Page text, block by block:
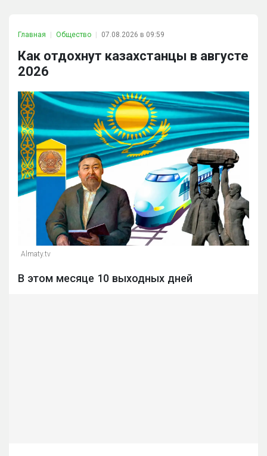
Главная Общество 07.08.2026 в 09:59
Как отдохнут казахстанцы в августе
2026
Almaty.tv
В этом месяце 10 выходных дней